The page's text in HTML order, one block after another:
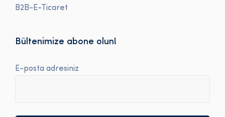
B2B-E-Ticaret
Bültenimize abone olun!
E-posta adresiniz